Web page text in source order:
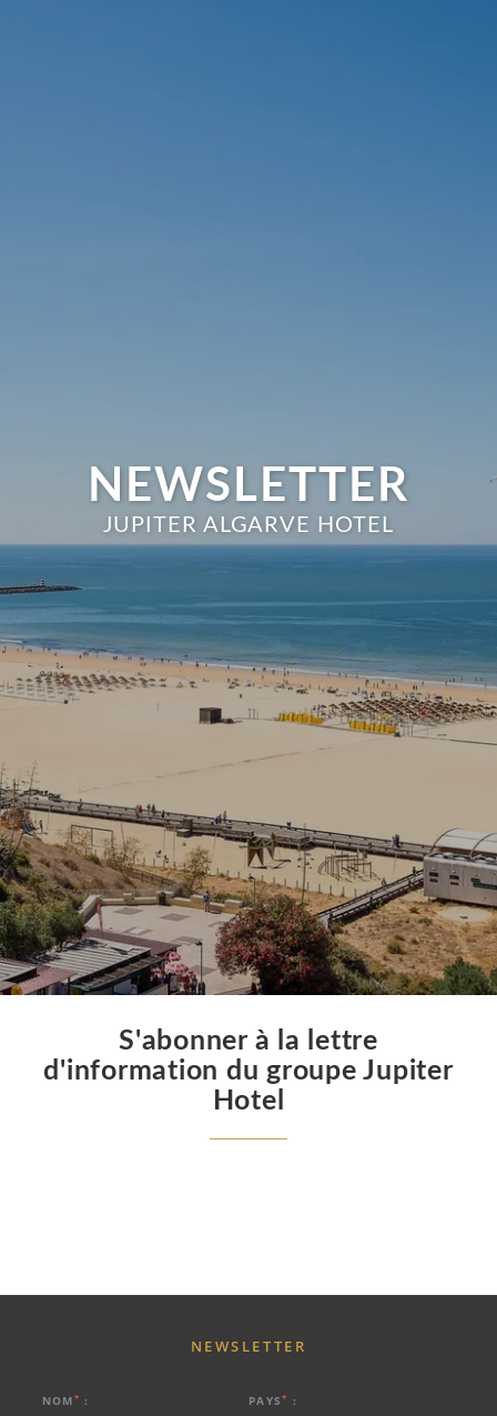
NEWSLETTER
JUPITER ALGARVE HOTEL
S'abonner à la lettre
d'information du groupe Jupiter
Hotel
NOM * : PAYS* :
NEWSLETTER
PROMOTIONS
GASTRONOMIE